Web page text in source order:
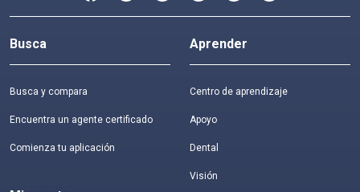
Busca
Busca y compara
Encuentra un agente certificado
Comienza tu aplicación
Aprender
Centro de aprendizaje
Apoyo
Dental
Visión